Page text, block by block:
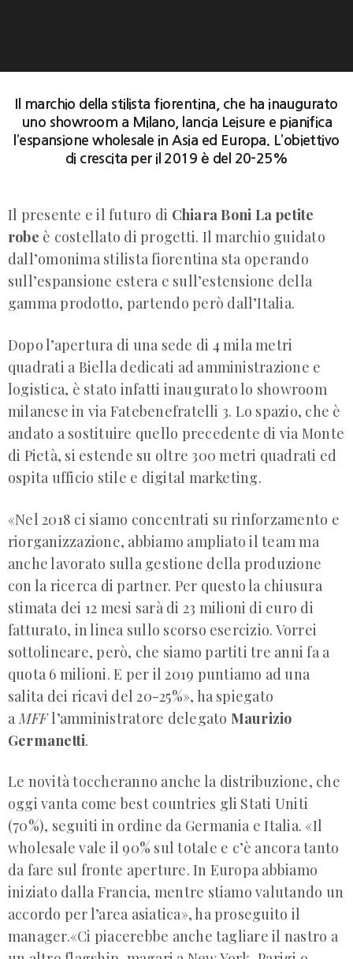
Il marchio della stilista fiorentina, che ha inaugurato
uno showroom a Milano, lancia Leisure e pianifica
l’espansione wholesale in Asia ed Europa. L’obiettivo
di crescita per il 2019 è del 20-25%
Il presente e il futuro di Chiara Boni La petite
robe è costellato di progetti. Il marchio guidato
dall’omonima stilista fiorentina sta operando
sull’espansione estera e sull’estensione della
gamma prodotto, partendo però dall’Italia.
Dopo l’apertura di una sede di 4 mila metri
quadrati a Biella dedicati ad amministrazione e
logistica, è stato infatti inaugurato lo showroom
milanese in via Fatebenefratelli 3. Lo spazio, che è
andato a sostituire quello precedente di via Monte
di Pietà, si estende su oltre 300 metri quadrati ed
ospita ufficio stile e digital marketing.
«Nel 2018 ci siamo concentrati su rinforzamento e
riorganizzazione, abbiamo ampliato il team ma
anche lavorato sulla gestione della produzione
con la ricerca di partner. Per questo la chiusura
stimata dei 12 mesi sarà di 23 milioni di euro di
fatturato, in linea sullo scorso esercizio. Vorrei
sottolineare, però, che siamo partiti tre anni fa a
quota 6 milioni. E per il 2019 puntiamo ad una
salita dei ricavi del 20-25%», ha spiegato
a MFFl’amministratore delegato Maurizio
Germanetti.
Le novità toccheranno anche la distribuzione, che
oggi vanta come best countries gli Stati Uniti
(70%), seguiti in ordine da Germania e Italia. «Il
wholesale vale il 90% sul totale e c’è ancora tanto
da fare sul fronte aperture. In Europa abbiamo
iniziato dalla Francia, mentre stiamo valutando un
accordo per l’area asiatica», ha proseguito il
manager.«Ci piacerebbe anche tagliare il nastro a